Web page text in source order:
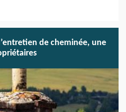
de cheminée, une